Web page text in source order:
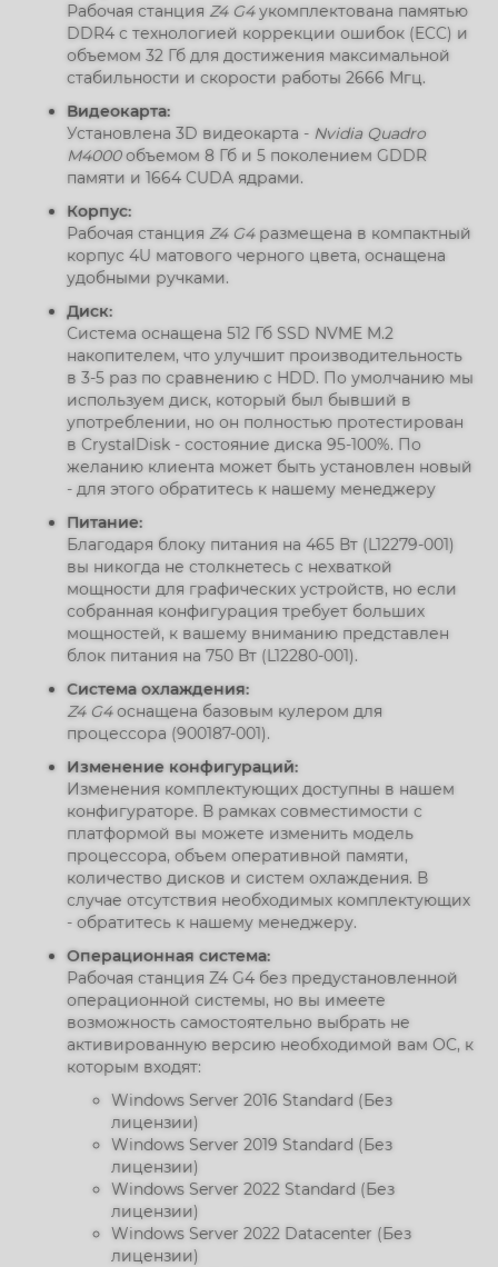
Рабочая станция Z4 G4укомплектована памятью
DDR4 с технологией коррекции ошибок (ECC) и
объемом 32 Гб для достижения максимальной
стабильности и скорости работы 2666 Мгц.
Видеокарта:
Установлена 3D видеокарта - Nvidia Quadro
M4000объемом 8 Гб и 5 поколением GDDR
памяти и 1664 CUDA ядрами.
Корпус:
Рабочая станция Z4 G4размещена в компактный
корпус 4U матового черного цвета, оснащена
удобными ручками.
Диск:
Система оснащена 512 Гб SSD NVME M.2
накопителем, что улучшит производительность
в 3-5 раз по сравнению с HDD. По умолчанию мы
используем диск, который был бывший в
употреблении, но он полностью протестирован
в CrystalDisk - состояние диска 95-100%. По
желанию клиента может быть установлен новый
- для этого обратитесь к нашему менеджеру
Питание:
Благодаря блоку питания на 465 Вт (L12279-001)
вы никогда не столкнетесь с нехваткой
мощности для графических устройств, но если
собранная конфигурация требует больших
мощностей, к вашему вниманию представлен
блок питания на 750 Вт (L12280-001).
Система охлаждения:
Z4 G4оснащена базовым кулером для
процессора (900187-001).
Изменение конфигураций:
Изменения комплектующих доступны в нашем
конфигураторе. В рамках совместимости с
платформой вы можете изменить модель
процессора, объем оперативной памяти,
количество дисков и систем охлаждения. В
случае отсутствия необходимых комплектующих
- обратитесь к нашему менеджеру.
Операционная система:
Рабочая станция Z4 G4 без предустановленной
операционной системы, но вы имеете
возможность самостоятельно выбрать не
активированную версию необходимой вам ОС, к
которым входят:
Windows Server 2016 Standard (Без
лицензии)
Windows Server 2019 Standard (Без
лицензии)
Windows Server 2022 Standard (Без
лицензии)
Windows Server 2022 Datacenter (Без
лицензии)